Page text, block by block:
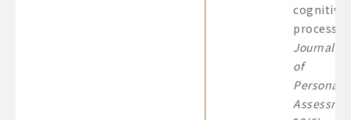
cognitive
Journal
of